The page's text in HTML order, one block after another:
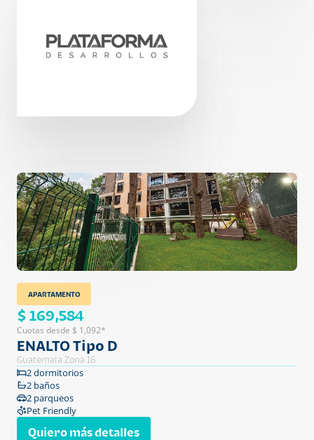
APARTAMENTO
$ 169,584
Cuotas desde $ 1,092*
ENALTO Tipo D
Guatemala Zona 16
2 dormitorios
2 baños
2 parqueos
Pet Friendly
Quiero más detalles